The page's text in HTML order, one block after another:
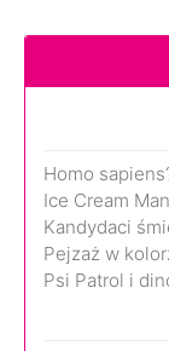
Homo
Ice Cream Man
Kandydaci
Pejzaż w
Psi Patrol i